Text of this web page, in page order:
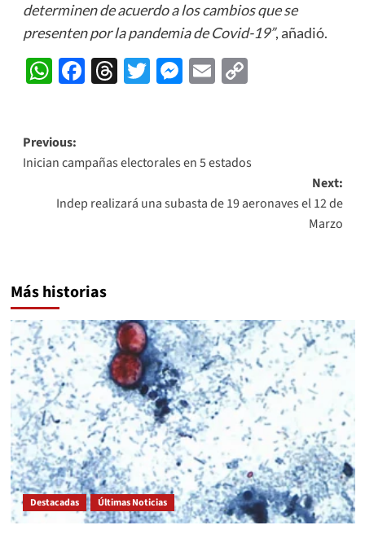
determinen de acuerdo a los cambios que se
presenten por la pandemia de Covid-19”, añadió.
WhatsApp
Facebook
Threads
Twitter
Messenger
EmailCopy
Post
navigation
Previous:
Inician campañas electorales en 5 estados
Next:
Indep realizará una subasta de 19 aeronaves el 12 de
Marzo
Más historias
Destacadas Últimas Noticias